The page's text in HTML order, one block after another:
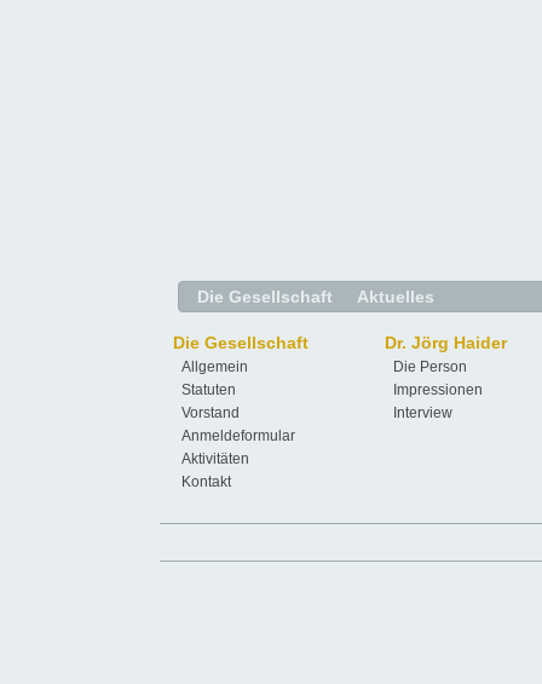
Die Gesellschaft Aktuelles
Die Gesellschaft
Allgemein
Statuten
Vorstand
Anmeldeformular
Aktivitäten
Kontakt
Dr. Jörg Haider
Die Person
Impressionen
Interview